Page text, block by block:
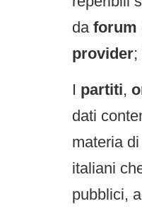
da forum
provider
I partiti,
dati
materia di
italiani
pubblici,